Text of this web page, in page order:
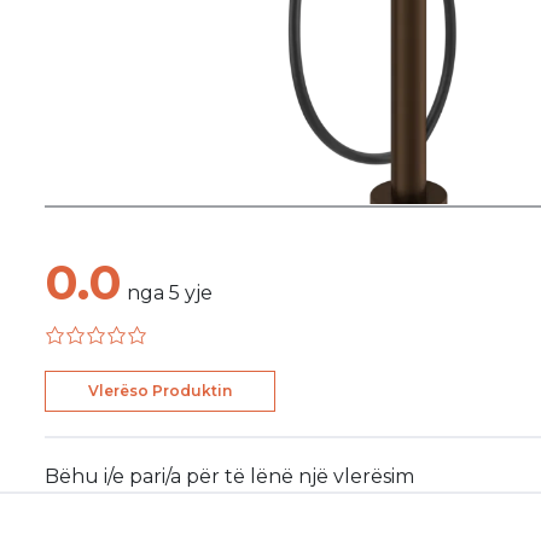
0.0 nga 5 yje
Vlerëso Produktin
Bëhu i/e pari/a për të lënë një vlerësim